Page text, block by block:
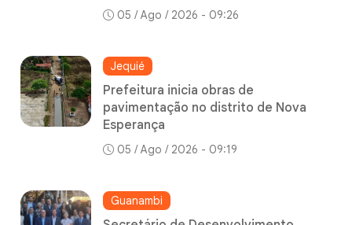
05 / Ago / 2026 - 09:26
Jequié
Prefeitura inicia obras de
pavimentação no distrito de Nova
Esperança
05 / Ago / 2026 - 09:19
Guanambi